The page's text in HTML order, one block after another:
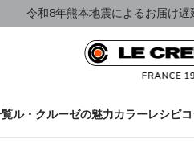
令和8年熊本地震によるお届け
ル・クルーゼの魅力カラーレシピ